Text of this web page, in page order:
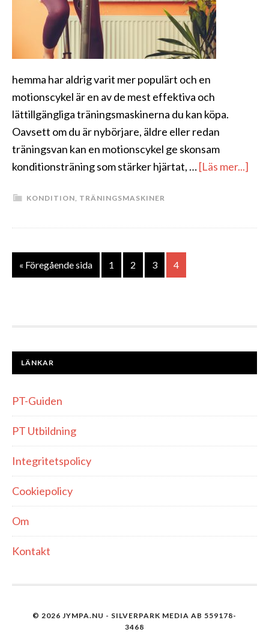
hemma har aldrig varit mer populärt och en
motionscykel är en av de mest effektiva och
lättillgängliga träningsmaskinerna du kan köpa.
Oavsett om du är nybörjare, äldre eller redan
träningsvan kan en motionscykel ge skonsam
konditionsträning som stärker hjärtat, …[Läs mer...]
KONDITION, TRÄNINGSMASKINER
« Go
to
Föregående sida Sida
1 Sida
2 Sida
3 Sida
4
FOOTER
LÄNKAR
PT-Guiden
PT Utbildning
Integritetspolicy
Cookiepolicy
Om
Kontakt
© 2026 JYMPA.NU - SILVERPARK MEDIA AB 559178-
3468